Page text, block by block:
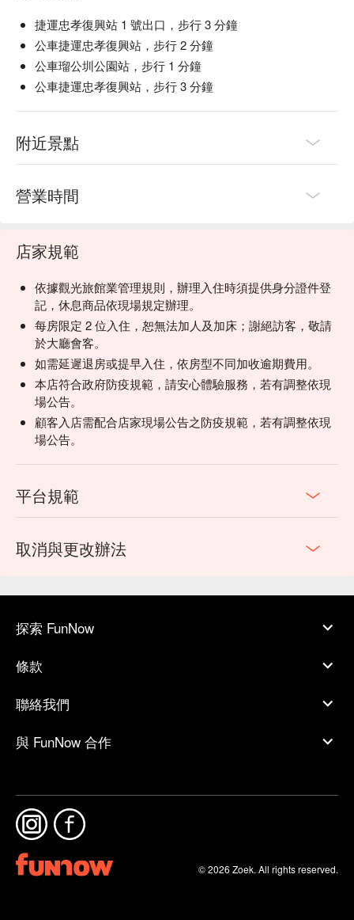
捷運忠孝復興站 1 號出口，步行 3 分鐘
公車捷運忠孝復興站，步行 2 分鐘
公車瑠公圳公園站，步行 1 分鐘
公車捷運忠孝復興站，步行 3 分鐘
附近景點
營業時間
店家規範
依據觀光旅館業管理規則，辦理入住時須提供身分證件登
記，休息商品依現場規定辦理。
每房限定 2 位入住，恕無法加人及加床；謝絕訪客，敬請
於大廳會客。
如需延遲退房或提早入住，依房型不同加收逾期費用。
本店符合政府防疫規範，請安心體驗服務，若有調整依現
場公告。
顧客入店需配合店家現場公告之防疫規範，若有調整依現
場公告。
平台規範
取消與更改辦法
探索 FunNow
條款
聯絡我們
與 FunNow 合作
© 2026 Zoek. All rights reserved.